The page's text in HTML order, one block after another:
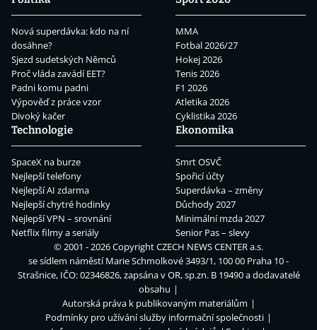
Nová superdávka: kdo na ní
dosáhne?
Sjezd sudetských Němců
Proč vláda zavádí EET?
Padni komu padni
Výpověď z práce vzor
Divoký kačer
MMA
Fotbal 2026/27
Hokej 2026
Tenis 2026
F1 2026
Atletika 2026
Cyklistika 2026
Technologie
SpaceX na burze
Nejlepší telefony
Nejlepší AI zdarma
Nejlepší chytré hodinky
Nejlepší VPN – srovnání
Netflix filmy a seriály
Ekonomika
Smrt OSVČ
Spořicí účty
Superdávka – změny
Důchody 2027
Minimální mzda 2027
Senior Pas – slevy
© 2001 - 2026 CopyrightCZECH NEWS CENTER a.s.
se sídlem náměstí Marie Schmolkové 3493/1, 100 00 Praha 10 -
Strašnice, IČO: 02346826, zapsána v OR, sp.zn. B 19490 a dodavatelé
obsahu
Autorská práva k publikovaným materiálům
Podmínky pro užívání služby informační společnosti